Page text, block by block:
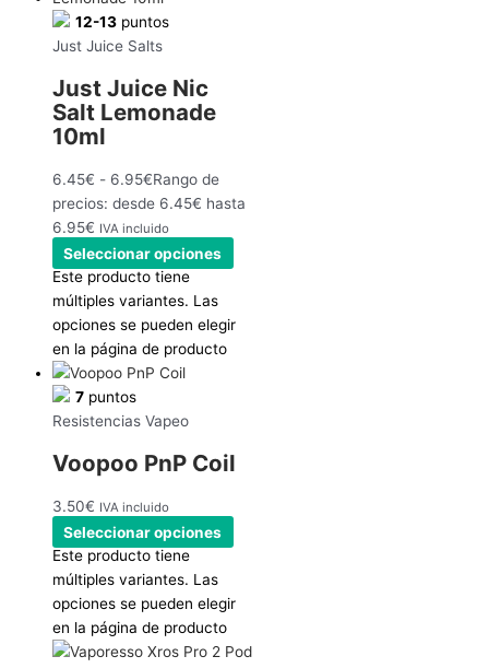
12-13 puntos
Just Juice Salts
Just Juice Nic
Salt Lemonade
10ml
6.45€ - 6.95€Rango de
precios: desde 6.45€ hasta
6.95€ IVA incluido
Seleccionar opciones
Este producto tiene
múltiples variantes. Las
opciones se pueden elegir
en la página de producto
7 puntos
Resistencias Vapeo
Voopoo PnP Coil
3.50€ IVA incluido
Seleccionar opciones
Este producto tiene
múltiples variantes. Las
opciones se pueden elegir
en la página de producto